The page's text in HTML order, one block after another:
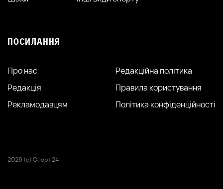
ПОСИЛАННЯ
Про нас
Редакція
Рекламодавцям
Редакційна політика
Правила користування
Політика конфіденційності
2026 (с) Спорт 24